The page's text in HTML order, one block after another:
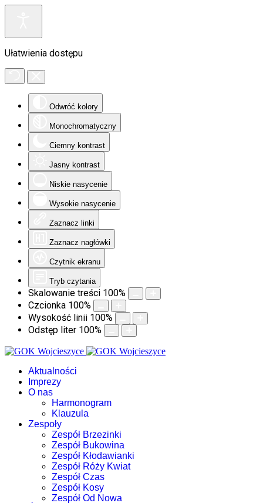
Ułatwienia dostępu
Odwróć kolory
Monochromatyczny
Ciemny kontrast
Jasny kontrast
Niskie nasycenie
Wysokie nasycenie
Zaznacz linki
Zaznacz nagłówki
Czytnik ekranu
Tryb czytania
Skalowanie treści 100%
Czcionka 100%
Wysokość linii 100%
Odstęp liter 100%
Aktualności
Imprezy
O nas
Harmonogram
Klauzula
Zespoły
Zespół Brzezinki
Zespół Bukowina
Zespół Kłodawianki
Zespół Róży Kwiat
Zespół Czas
Zespół Kosy
Zespół Od Nowa